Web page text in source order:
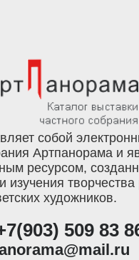
собой
Артпанорама и
ресурсом,
изучения творчества
художников.
509 83